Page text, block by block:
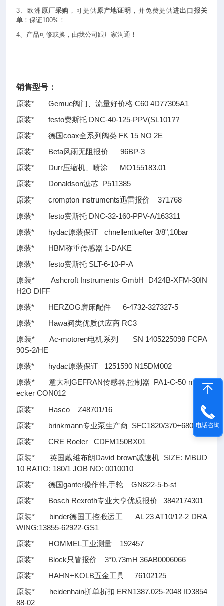
3、欧洲 原厂采购 ，可提供原产地证明 ，并免费提供进出口报关
单 ！保证100%！
4、产品可修或换，由我公司跟厂家沟通！
销售型号：
原装* Gemue阀门、流量好价格 C60 4D77305A1
原装* festo费斯托 DNC-40-125-PPV(SL101??
原装* 德国coax全系列阀类 FK 15 NO 2E
原装* Beta风雨无阻报价 96BP-3
原装* Durr压缩机、喷涂 MO155183.01
原装* Donaldson滤芯 P511385
原装* crompton instruments迅雷报价 371768
原装* festo费斯托 DNC-32-160-PPV-A/163311
原装* hydac原装保证 chnellentluefter 3/8",10bar
原装* HBM称重传感器 1-DAKE
原装* festo费斯托 SLT-6-10-P-A
原装* Ashcroft Instruments GmbH D424B-XFM-30IN
H2O DIFF
原装* HERZOG磨床配件 6-4732-327327-5
原装* Hawa阀类优质供应商 RC3
原装* Ac-motoren电机系列 SN 1405225098 FCPA
90S-2/HE
原装* hydac原装保证 1251590 N15DM002
原装* 意大利GEFRAN传感器,控制器 PA1-C-50 mit St
ecker CON012
原装* Hasco Z48701/16
原装* brinkmann专业泵生产商 SFC1820/370+680
原装* CRE Roeler CDFM150BX01
原装* 英国戴维布朗David brown减速机 SIZE: MBUD
10 RATIO: 180/1 JOB NO: 0010010
原装* 德国ganter操作件,手轮 GN822-5-b-st
原装* Bosch Rexroth专业大亨优质报价 3842174301
原装* binder德国工控搬运工 AL 23 AT10/12-2 DRA
WING:13855-62922-GS1
原装* HOMMEL工业测量 192457
原装* Block只管报价 3*0.73mH 36AB0006066
原装* HAHN+KOLB五金工具 76102125
原装* heidenhain拼单折扣 ERN1387.025-2048 ID3854
88-02
电话咨询